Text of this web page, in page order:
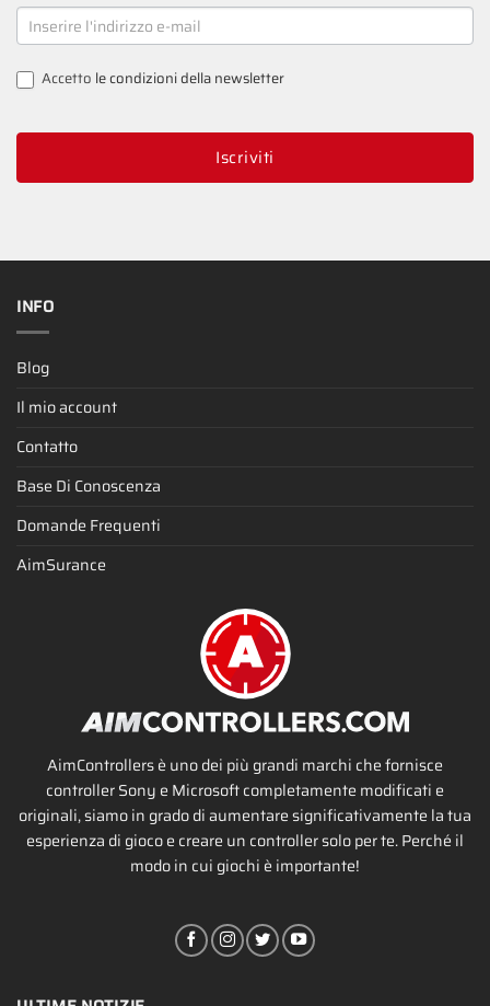
NEWSLETTER
SIGNUP
Accetto le condizioni della newsletter
Iscriviti
INFO
Blog
Il mio account
Contatto
Base Di Conoscenza
Domande Frequenti
AimSurance
AimControllers è uno dei più grandi marchi che fornisce
controller Sony e Microsoft completamente modificati e
originali, siamo in grado di aumentare significativamente la tua
esperienza di gioco e creare un controller solo per te. Perché il
modo in cui giochi è importante!